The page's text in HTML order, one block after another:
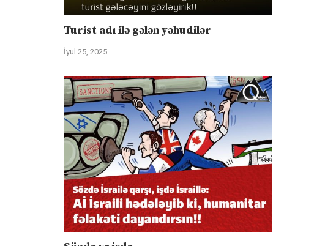
Turist adı ilə gələn yəhudilər
İyul 25, 2025